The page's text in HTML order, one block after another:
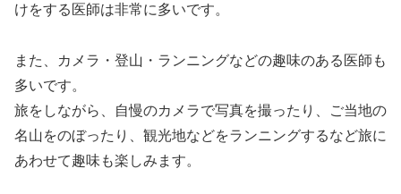
けをする医師は非常に多いです。
また、カメラ・登山・ランニングなどの趣味のある医師も
多いです。
旅をしながら、自慢のカメラで写真を撮ったり、ご当地の
名山をのぼったり、観光地などをランニングするなど旅に
あわせて趣味も楽しみます。